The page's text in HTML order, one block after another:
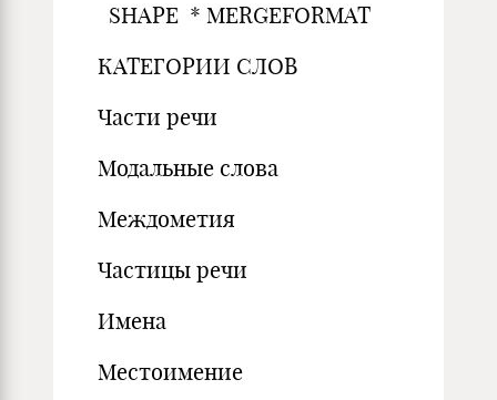
SHAPE * MERGEFORMAT
КАТЕГОРИИ СЛОВ
Части речи
Модальные слова
Междометия
Частицы речи
Имена
Местоимение